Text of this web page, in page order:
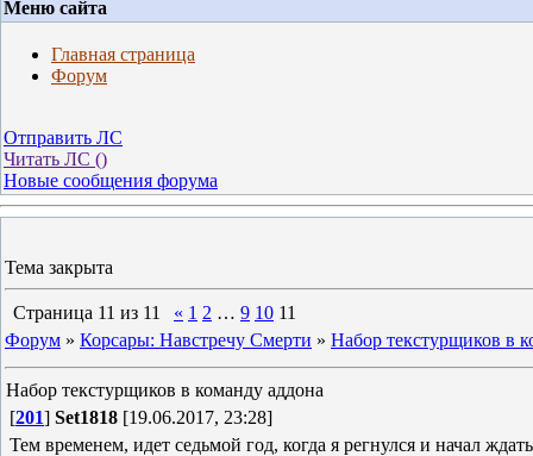
Меню сайта
Главная страница
Форум
Отправить ЛС
Читать ЛС ()
Новые сообщения форума
Тема закрыта
Страница 11 из 11 « 1 2 … 9 10 11
Форум » Корсары: Навстречу Смерти » Набор текстурщиков в
Набор текстурщиков в команду аддона
[201] Set1818 [19.06.2017, 23:28]
Тем временем, идет седьмой год, когда я регнулся и начал